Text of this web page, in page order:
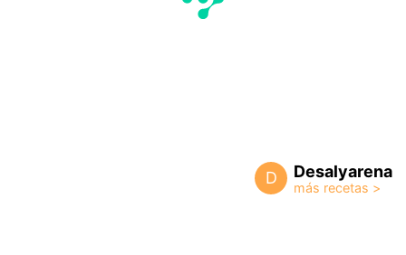
D Desalyarena